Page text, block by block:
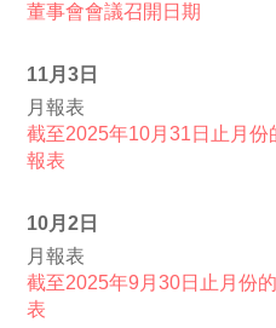
董事會會議召開日期
11月3日
月報表
截至2025年10月31日止月份
報表
10月2日
月報表
截至2025年9月30日止月份
表